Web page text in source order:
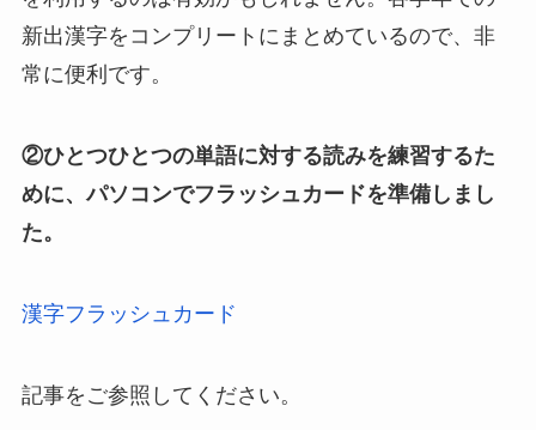
新出漢字をコンプリートにまとめているので、非
常に便利です。
②ひとつひとつの単語に対する読みを練習するた
めに、パソコンでフラッシュカードを準備しまし
た。
漢字フラッシュカード
記事をご参照してください。